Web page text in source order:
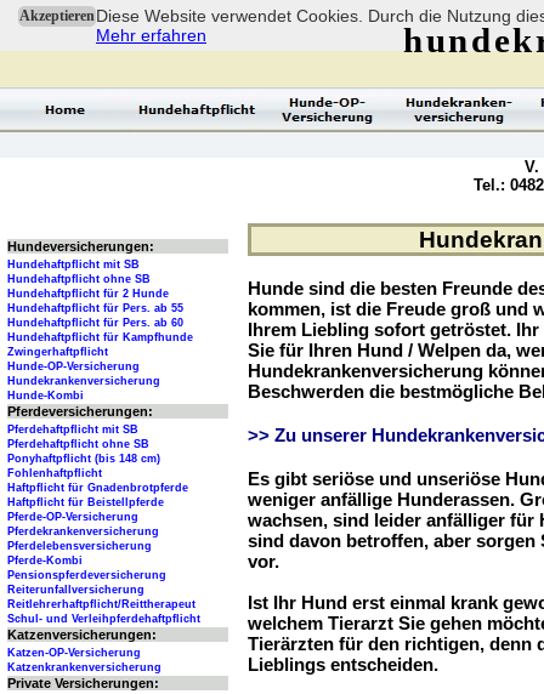
AkzeptierenDiese Website verwendet Cookies. Durch die Nutzung
Mehr erfahren
Hunde sind die besten Freunde
kommen, ist die Freude groß und
Ihrem Liebling sofort getröstet.
Sie für Ihren Hund / Welpen da,
Hundekrankenversicherung
Beschwerden die bestmögliche
>> Zu unserer
Es gibt seriöse und unseriöse
weniger anfällige Hunderassen.
wachsen, sind leider anfälliger für
sind davon betroffen, aber sorgen
vor.
Ist Ihr Hund erst einmal krank
welchem Tierarzt Sie gehen
Tierärzten für den richtigen, denn
Lieblings entscheiden.
Hundeversicherungen:
Hundehaftpflicht mit SB
Hundehaftpflicht ohne SB
Hundehaftpflicht für 2 Hunde
Hundehaftpflicht für Pers. ab 55
Hundehaftpflicht für Pers. ab 60
Hundehaftpflicht für Kampfhunde
Zwingerhaftpflicht
Hunde-OP-Versicherung
Hundekrankenversicherung
Hunde-Kombi
Pferdeversicherungen:
Pferdehaftpflicht mit SB
Pferdehaftpflicht ohne SB
Ponyhaftpflicht (bis 148 cm)
Fohlenhaftpflicht
Haftpflicht für Gnadenbrotpferde
Haftpflicht für Beistellpferde
Pferde-OP-Versicherung
Pferdekrankenversicherung
Pferdelebensversicherung
Pferde-Kombi
Pensionspferdeversicherung
Reiterunfallversicherung
Reitlehrerhaftpflicht/Reittherapeut
Schul- und Verleihpferdehaftpflicht
Katzenversicherungen:
Katzen-OP-Versicherung
Katzenkrankenversicherung
Private Versicherungen:
V.
Tel.: